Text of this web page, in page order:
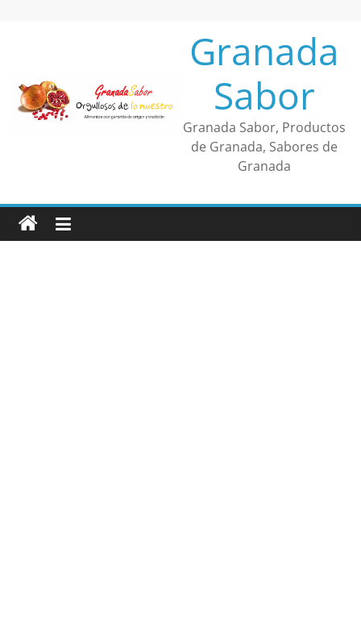
Granada
Sabor
Granada Sabor, Productos
de Granada, Sabores de
Granada